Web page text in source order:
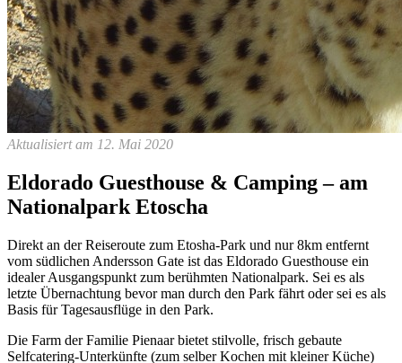
Aktualisiert am 12. Mai 2020
Eldorado Guesthouse & Camping – am
Nationalpark Etoscha
Direkt an der Reiseroute zum Etosha-Park und nur 8km entfernt
vom südlichen Andersson Gate ist das Eldorado Guesthouse ein
idealer Ausgangspunkt zum berühmten Nationalpark. Sei es als
letzte Übernachtung bevor man durch den Park fährt oder sei es als
Basis für Tagesausflüge in den Park.
Die Farm der Familie Pienaar bietet stilvolle, frisch gebaute
Selfcatering-Unterkünfte (zum selber Kochen mit kleiner Küche)